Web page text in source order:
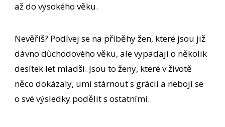
až do vysokého věku.
Nevěříš? Podívej se na příběhy žen, které jsou již
dávno důchodového věku, ale vypadají o několik
desítek let mladší. Jsou to ženy, které v životě
něco dokázaly, umí stárnout s grácií a nebojí se
o své výsledky podělit s ostatními.